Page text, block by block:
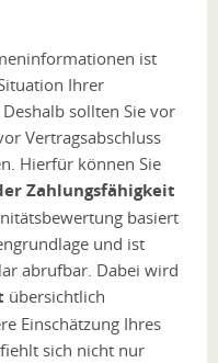
ist
Ihrer
sollten Sie vor
Vertragsabschluss
Hierfür können Sie
Zahlungsfähigkeit
basiert
und ist
abrufbar. Dabei wird
übersichtlich
Einschätzung Ihres
sich nicht nur